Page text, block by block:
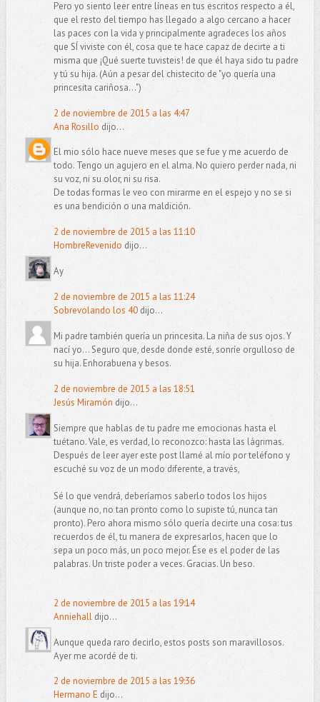
Pero yo siento leer entre líneas en tus escritos respecto a él,
que el resto del tiempo has llegado a algo cercano a hacer
las paces con la vida y principalmente agradeces los años
que SÍ viviste con él, cosa que te hace capaz de decirte a ti
misma que ¡Qué suerte tuvisteis! de que él haya sido tu padre
y tú su hija. (Aún a pesar del chistecito de "yo quería una
princesita cariñosa...")
2 de noviembre de 2015 a las 4:47
Ana Rosillo dijo...
El mio sólo hace nueve meses que se fue y me acuerdo de
todo. Tengo un agujero en el alma. No quiero perder nada, ni
su voz, ni su olor, ni su risa.
De todas formas le veo con mirarme en el espejo y no se si
es una bendición o una maldición.
2 de noviembre de 2015 a las 11:10
HombreRevenido dijo...
Ay
2 de noviembre de 2015 a las 11:24
Sobrevolando los 40dijo...
Mi padre también quería un princesita. La niña de sus ojos. Y
nací yo... Seguro que, desde donde esté, sonríe orgulloso de
su hija. Enhorabuena y besos.
2 de noviembre de 2015 a las 18:51
Jesús Miramón dijo...
Siempre que hablas de tu padre me emocionas hasta el
tuétano. Vale, es verdad, lo reconozco: hasta las lágrimas.
Después de leer ayer este post llamé al mío por teléfono y
escuché su voz de un modo diferente, a través,
Sé lo que vendrá, deberíamos saberlo todos los hijos
(aunque no, no tan pronto como lo supiste tú, nunca tan
pronto). Pero ahora mismo sólo quería decirte una cosa: tus
recuerdos de él, tu manera de expresarlos, hacen que lo
sepa un poco más, un poco mejor. Ése es el poder de las
palabras. Un triste poder a veces. Gracias. Un beso.
2 de noviembre de 2015 a las 19:14
Anniehalldijo...
Aunque queda raro decirlo, estos posts son maravillosos.
Ayer me acordé de ti.
2 de noviembre de 2015 a las 19:36
Hermano E dijo...